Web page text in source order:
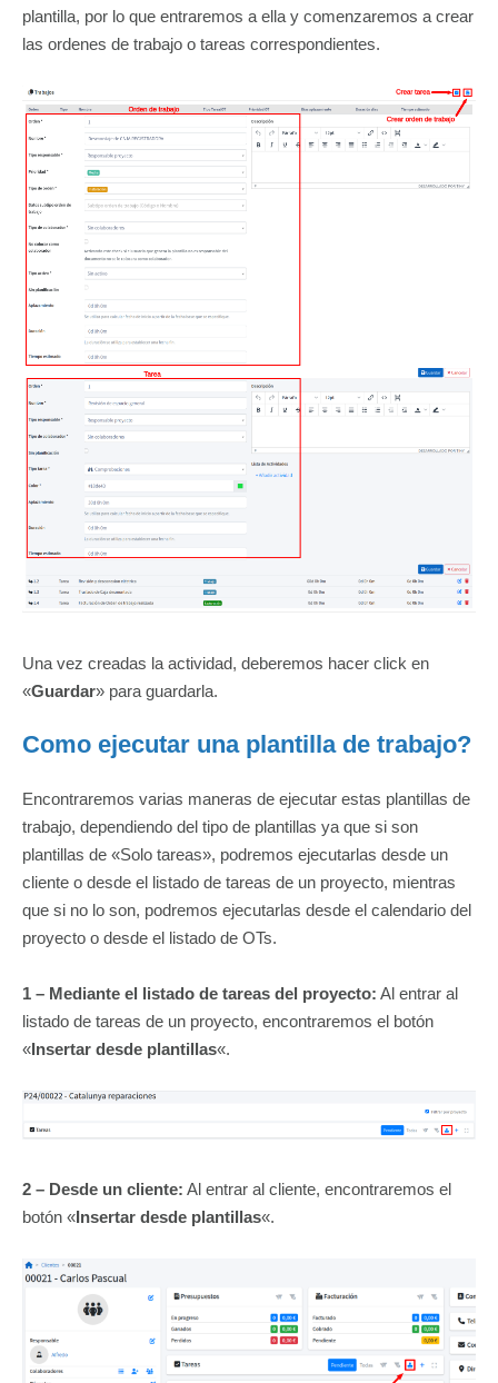
plantilla, por lo que entraremos a ella y comenzaremos a crear
las ordenes de trabajo o tareas correspondientes.
Una vez creadas la actividad, deberemos hacer click en
«Guardar» para guardarla.
Como ejecutar una plantilla de trabajo?
Encontraremos varias maneras de ejecutar estas plantillas de
trabajo, dependiendo del tipo de plantillas ya que si son
plantillas de «Solo tareas», podremos ejecutarlas desde un
cliente o desde el listado de tareas de un proyecto, mientras
que si no lo son, podremos ejecutarlas desde el calendario del
proyecto o desde el listado de OTs.
1 – Mediante el listado de tareas del proyecto: Al entrar al
listado de tareas de un proyecto, encontraremos el botón
«Insertar desde plantillas«.
2 – Desde un cliente: Al entrar al cliente, encontraremos el
botón «Insertar desde plantillas«.